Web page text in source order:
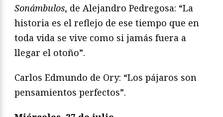
Sonámbulos, de Alejandro Pedregosa: “La
historia es el reflejo de ese tiempo que en
toda vida se vive como si jamás fuera a
llegar el otoño”.
Carlos Edmundo de Ory: “Los pájaros son
pensamientos perfectos”.